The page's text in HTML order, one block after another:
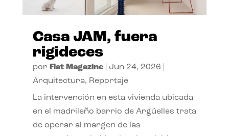
Casa JAM, fuera
rigideces
por Flat Magazine| Jun 24, 2026
Arquitectura, Reportaje
La intervención en esta vivienda ubicada
en el madrileño barrio de Argüelles trata
de operar al margen de las